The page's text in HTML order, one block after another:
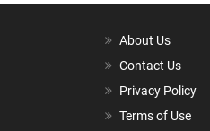
About Us
Contact Us
Privacy Policy
Terms of Use